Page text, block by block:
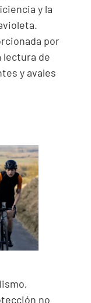
y la
por
lectura de
y avales
no